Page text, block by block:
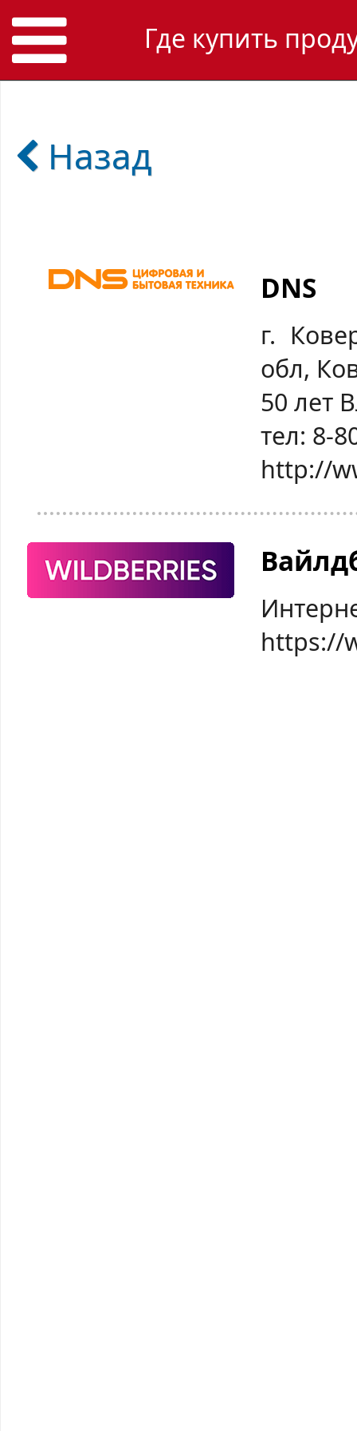
Где купить
Назад
DNS
г.
обл,
50 лет
тел: 8-
http://
https://